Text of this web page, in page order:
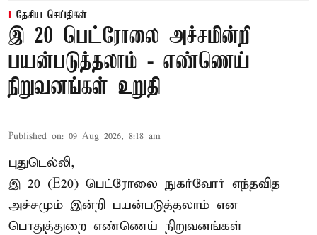
தேசிய செய்திகள்
இ 20 பெட்ரோலை அச்சமின்றி
பயன்படுத்தலாம் - எண்ணெய்
நிறுவனங்கள் உறுதி
Published on: 09 Aug 2026, 8:18 am
புதுடெல்லி,
இ 20 (E20) பெட்ரோலை நுகர்வோர் எந்தவித
அச்சமும் இன்றி பயன்படுத்தலாம் என
பொதுத்துறை எண்ணெய் நிறுவனங்கள்